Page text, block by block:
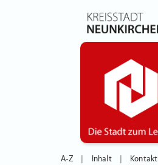
A-Z Inhalt Kontakt